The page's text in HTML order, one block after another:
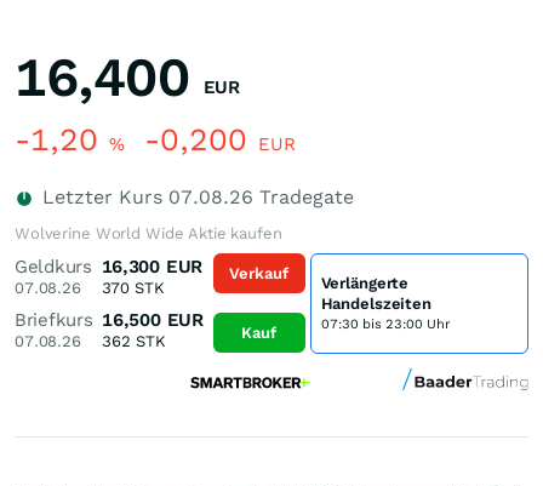
16,400 EUR
-1,20 % -0,200 EUR
Letzter Kurs 07.08.26 Tradegate
Wolverine World Wide Aktie kaufen
Geldkurs
07.08.26
16,300 EUR
370 STK
Briefkurs
07.08.26
16,500 EUR
362 STK
Verkauf
Kauf
Verlängerte
Handelszeiten
07:30 bis 23:00 Uhr